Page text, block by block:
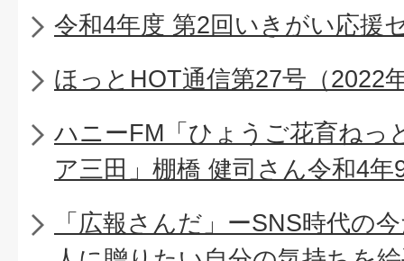
令和4年度 第2回いきがい応援
ほっとHOT通信第27号（2022
ハニーFM「ひょうご花育ねっ
ア三田」棚橋 健司さん令和4年
「広報さんだ」ーSNS時代の